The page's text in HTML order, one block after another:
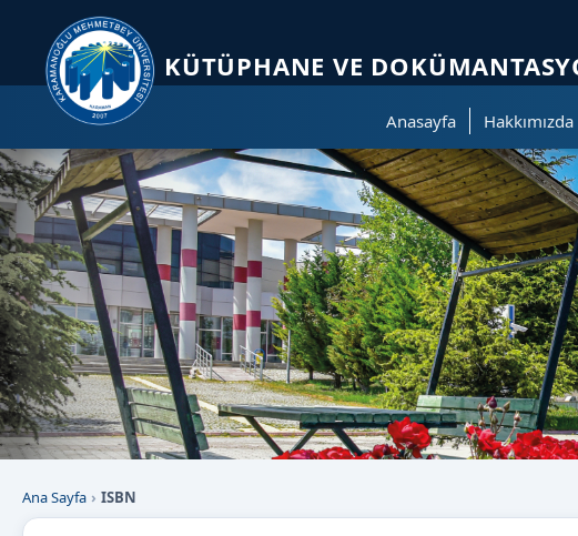
KÜTÜPHANE VE
Anasayfa Hakkımızda
Ana Sayfa ISBN